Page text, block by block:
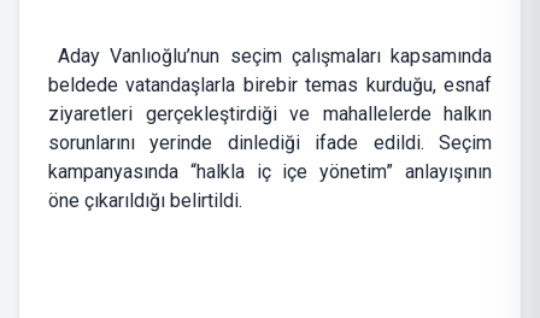
Aday Vanlıoğlu’nun seçim çalışmaları kapsamında
beldede vatandaşlarla birebir temas kurduğu, esnaf
ziyaretleri gerçekleştirdiği ve mahallelerde halkın
sorunlarını yerinde dinlediği ifade edildi. Seçim
kampanyasında “halkla iç içe yönetim” anlayışının
öne çıkarıldığı belirtildi.